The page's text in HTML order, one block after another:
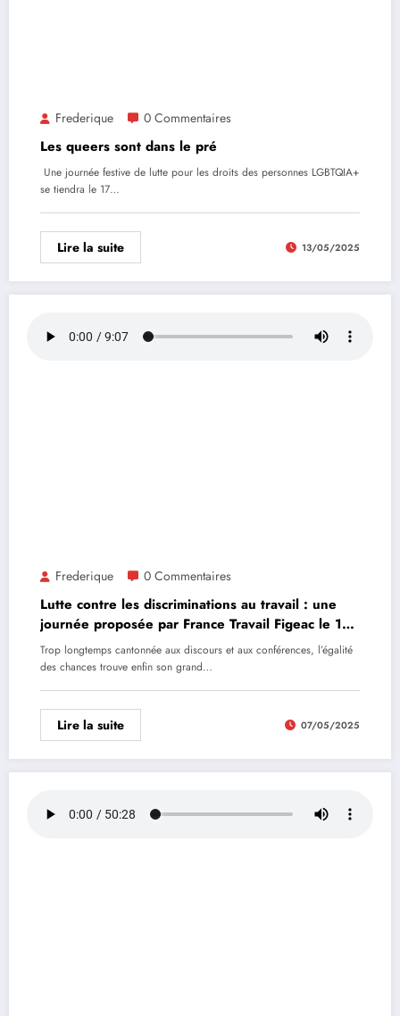
Frederique 0 Commentaires
Les queers sont dans le pré
Une journée festive de lutte pour les droits des personnes LGBTQIA+
se tiendra le 17…
Lire la suite 13/05/2025
Frederique 0 Commentaires
Lutte contre les discriminations au travail : une
journée proposée par France Travail Figeac le 15
mai 2025
Trop longtemps cantonnée aux discours et aux conférences, l’égalité
des chances trouve enfin son grand…
Lire la suite 07/05/2025